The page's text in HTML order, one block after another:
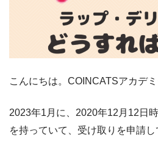
こんにちは。COINCATSアカデ
2023年1月に、2020年12月12日
を持っていて、受け取りを申請